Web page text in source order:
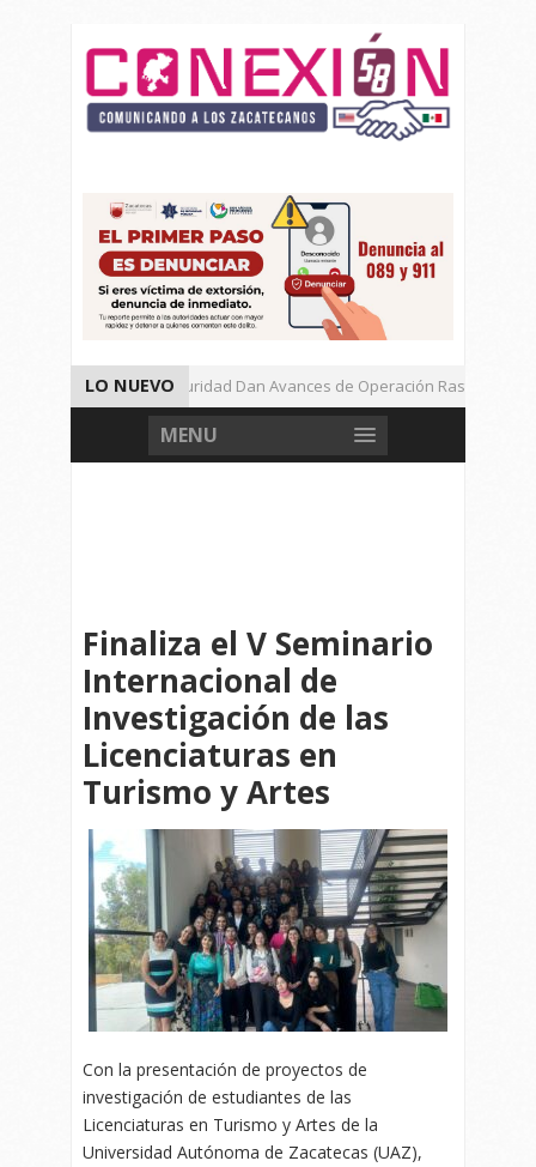
LO NUEVO
Autoridades de Seguridad Dan Avances de Operación Rastrillo.
Gran Festival de Música Electrónica en Festival Cultural de Guadalupe.
MENU
Finaliza el V Seminario
Internacional de
Investigación de las
Licenciaturas en
Turismo y Artes
Con la presentación de proyectos de
investigación de estudiantes de las
Licenciaturas en Turismo y Artes de la
Universidad Autónoma de Zacatecas (UAZ),